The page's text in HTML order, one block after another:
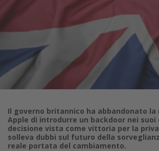
Il governo britannico ha abbandonato la
Apple di introdurre un backdoor nei suoi
decisione vista come vittoria per la
solleva dubbi sul futuro della
reale portata del cambiamento.